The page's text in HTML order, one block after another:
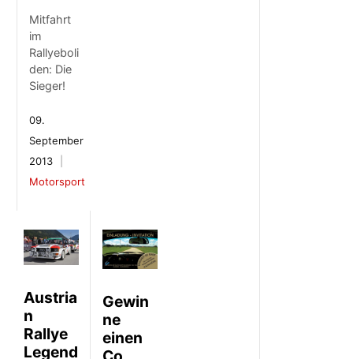
Mitfahrt
im
Rallyeboli
den: Die
Sieger!
09.
September
2013
Motorsport
Austria
n
Rallye
Legend
Gewin
ne
einen